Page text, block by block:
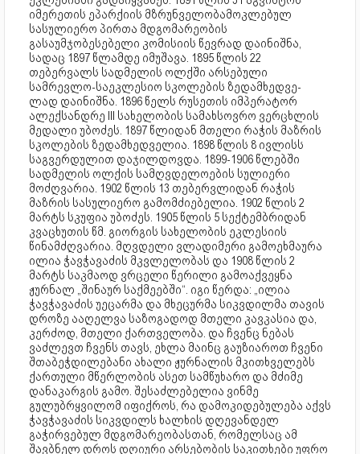
იმერეთის ეპარქიის მზრუნველობამოკლებულ
სასულიერო პირთა მდგომარეობის
გასაუმჯობესებელი კომისიის წევრად დაინიშნა,
სადაც 1897 წლამდე იმუშავა. 1895 წლის 22
თებერვალს სადმელის ოლქში არსებული
სამრევლო-საეკლესიო სკოლების ზედამხედვე-
ლად დაინიშნა. 1896 წელს რუსეთის იმპერატორ
ალექსანდრე III სახელობის სამახსოვრო ვერცხლის
მედალი უბოძეს. 1897 წლიდან მთელი რაჭის მაზრის
სკოლების ზედამხედველია. 1898 წლის 8 ივლისს
საგვერდულით დაჯილდოვდა. 1899-1906 წლებში
სადმელის ოლქის სამღვდელოების სულიერი
მოძღვარია. 1902 წლის 13 თებერვლიდან რაჭის
მაზრის სასულიერო გამომძიებელია. 1902 წლის 2
მარტს სკუფია უბოძეს. 1905 წლის 5 სექტემბრიდან
კვაცხუთის წმ. გიორგის სახელობის ეკლესიის
წინამძღვარია. მღვდელი ვლადიმერი გამოეხმაურა
ილია ჭავჭავაძის მკვლელობას და 1908 წლის 2
მარტს საკმაოდ ვრცელი წერილი გამოაქვეყნა
ჟურნალ „შინაურ საქმეებში“. იგი წერდა: „ილია
ჭავჭავაძის უეცარმა და მხეცურმა სიკვდილმა თავის
დროზე ააღელვა საზოგადოდ მთელი კავკასია და,
კერძოდ, მთელი ქართველობა. და ჩვენც ნებას
ვაძლევთ ჩვენს თავს, ეხლა მაინც გაუზიაროთ ჩვენი
შთაბეჭდილებანი ახალი ჟურნალის მკითხველებს
ქართული მწერლობის ასეთ სამწუხარო და მძიმე
დანაკარგის გამო. შესაძლებელია ვინმე
გულუბრყვილომ იფიქროს, რა დამოკიდებულება აქვს
ჭავჭავაძის სიკვდილს ხალხის დღევანდელ
გაჭირვებულ მდგომარეობასთან, რომელსაც ამ
შავბნელ დროს დღიური არსებობის საკითხები უფრო